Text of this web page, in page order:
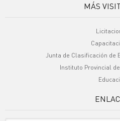
MÁS
Junta de Clasificación de
Instituto Provincial